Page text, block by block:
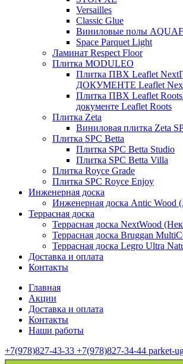
Versailles
Classic Glue
Виниловые полы
Space Parquet Light
Ламинат Respect Floor
Плитка MODULEO
Плитка ПВХ Leaflet Next
ДОКУМЕНТЕ Leaflet
Плитка ПВХ Leaflet Roots
документе Leaflet Roots
Плитка Zeta
Виниловая плитка Zeta
Плитка SPC Betta
Плитка SPC Betta Studio
Плитка SPC Betta Villa
Плитка Royce Grade
Плитка SPC Royce Enjoy
Инженерная доска
Инженерная доска Antic Wood
Террасная доска
Террасная доска NextWood
Террасная доска Bruggan
Террасная доска Legro Ultra
Доставка и оплата
Контакты
Главная
Акции
Доставка и оплата
Контакты
Наши работы
+7(978)827-43-33 +7(978)827-34-44 parket-